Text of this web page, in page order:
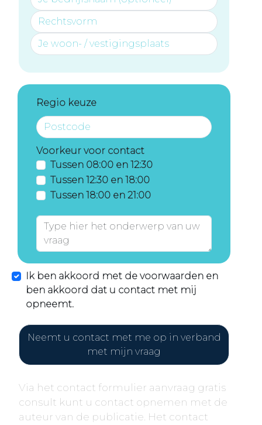
Regio keuze
Voorkeur voor contact
Tussen 08:00 en 12:30
Tussen 12:30 en 18:00
Tussen 18:00 en 21:00
Ik ben akkoord met de voorwaarden en
ben akkoord dat u contact met mij
opneemt.
Neemt u contact met me op in verband
met mijn vraag
Via het contact formulier aanvraag gratis
consult kunt u contact opnemen met de
auteur van de publicatie. Het contact